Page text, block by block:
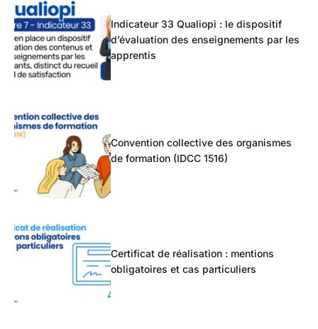
Indicateur 33 Qualiopi : le dispositif
d’évaluation des enseignements par les
apprentis
Convention collective des organismes
de formation (IDCC 1516)
Certificat de réalisation : mentions
obligatoires et cas particuliers